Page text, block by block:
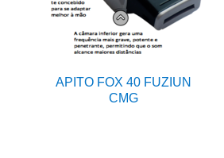
APITO FOX 40 FUZIUN
CMG